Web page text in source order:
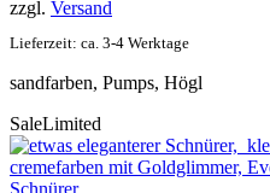
129,95 €
zzgl. Versand
Lieferzeit: ca. 3-4 Werktage
sandfarben, Pumps, Högl
SaleLimited
Schnürer